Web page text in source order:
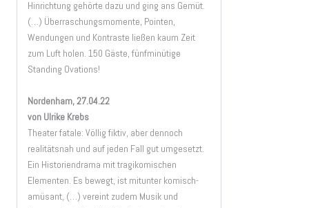
Hinrichtung gehörte dazu und ging ans Gemüt.
(…) Überraschungsmomente, Pointen,
Wendungen und Kontraste ließen kaum Zeit
zum Luft holen. 150 Gäste, fünfminütige
Standing Ovations!
Nordenham, 27.04.22
von Ulrike Krebs
Theater fatale: Völlig fiktiv, aber dennoch
realitätsnah und auf jeden Fall gut umgesetzt.
Ein Historiendrama mit tragikomischen
Elementen. Es bewegt, ist mitunter komisch-
amüsant, (…) vereint zudem Musik und